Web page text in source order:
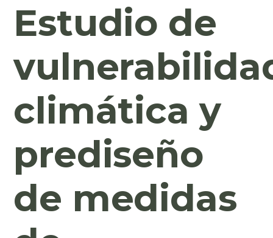
Estudio de
climática y
prediseño
de medidas